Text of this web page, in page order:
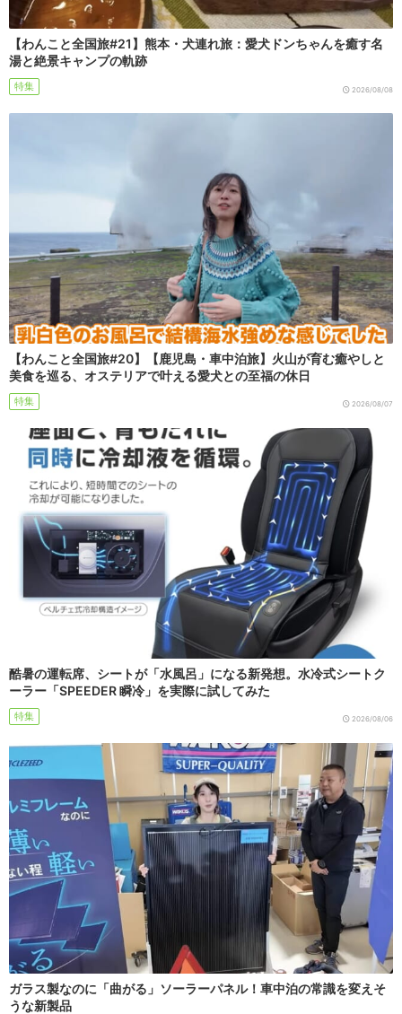
【わんこと全国旅#21】熊本・犬連れ旅：愛犬ドンちゃんを癒す名
湯と絶景キャンプの軌跡
特集 2026/08/08
【わんこと全国旅#20】【鹿児島・車中泊旅】火山が育む癒やしと
美食を巡る、オステリアで叶える愛犬との至福の休日
特集 2026/08/07
酷暑の運転席、シートが「水風呂」になる新発想。水冷式シートク
ーラー「SPEEDER 瞬冷」を実際に試してみた
特集 2026/08/06
ガラス製なのに「曲がる」ソーラーパネル！車中泊の常識を変えそ
うな新製品